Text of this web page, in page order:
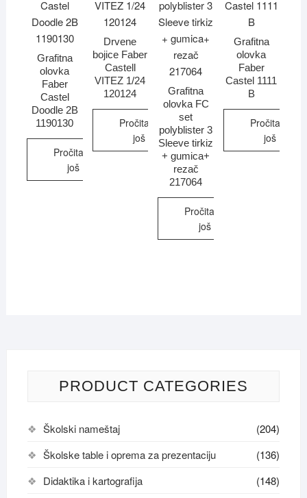
Grafitna
olovka
Faber
Castel
Doodle 2B
1190130
Pročitajte
još
Drvene
bojice Faber
Castell
VITEZ 1/24
120124
Pročitajte
još
Grafitna
olovka FC
set
polyblister 3
Sleeve tirkiz
+ gumica+
rezač
217064
Pročitajte
još
Grafitna
olovka
Faber
Castel 1111
B
Pročitajte
još
PRODUCT CATEGORIES
Školski nameštaj
(204)
Školske table i oprema za prezentaciju
(136)
Didaktika i kartografija
(148)